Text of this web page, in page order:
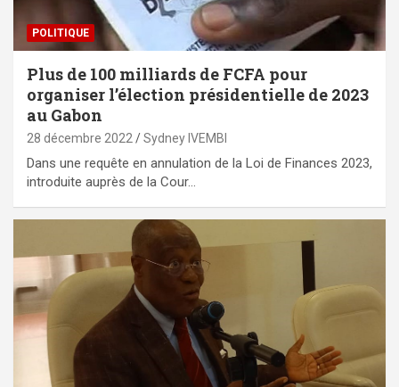
POLITIQUE
Plus de 100 milliards de FCFA pour
organiser l’élection présidentielle de 2023
au Gabon
28 décembre 2022 Sydney IVEMBI
Dans une requête en annulation de la Loi de Finances 2023,
introduite auprès de la Cour…